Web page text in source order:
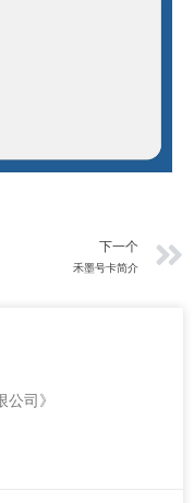
下一个
禾墨号卡简介
司》